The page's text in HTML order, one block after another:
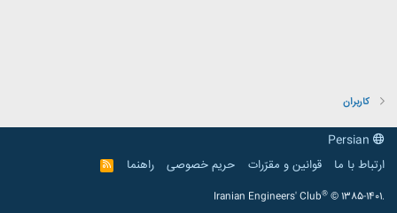
کاربران
ارتباط با ما
قوانین و مقرّرات حریم خصوصی راهنما
R
S
Iranian Engineers' Club® © 1385-1401.